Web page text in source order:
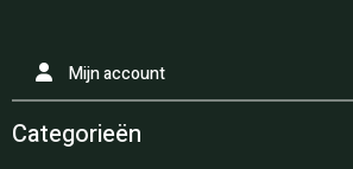
Mijn account
Categorieën